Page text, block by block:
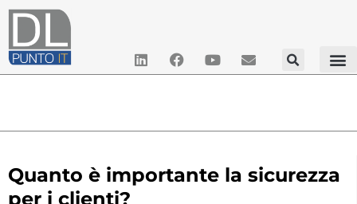
Quanto è importante la sicurezza
per i clienti?